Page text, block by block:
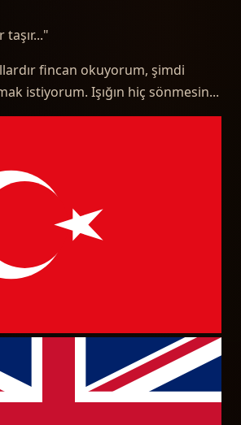
"
fincan okuyorum, şimdi
istiyorum. Işığın hiç sönmesin...